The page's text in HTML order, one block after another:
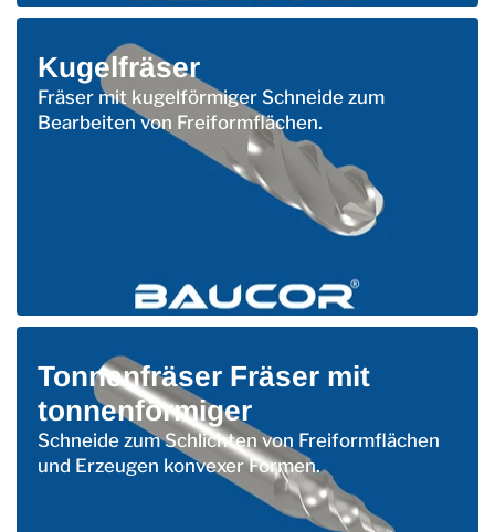
Kugelfräser
Fräser mit kugelförmiger Schneide zum
Bearbeiten von Freiformflächen.
Tonnenfräser Fräser mit
tonnenförmiger
Schneide zum Schlichten von Freiformflächen
und Erzeugen konvexer Formen.